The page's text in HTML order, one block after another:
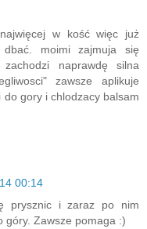
w kość więc już
moimi zajmuja się
naprawdę silna
zawsze aplikuje
gory i chlodzacy balsam
00:14
prysznic i zaraz po nim
góry. Zawsze pomaga :)